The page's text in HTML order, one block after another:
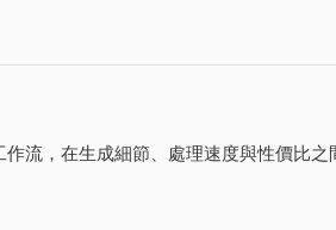
流，在生成細節、處理速度與性價比之